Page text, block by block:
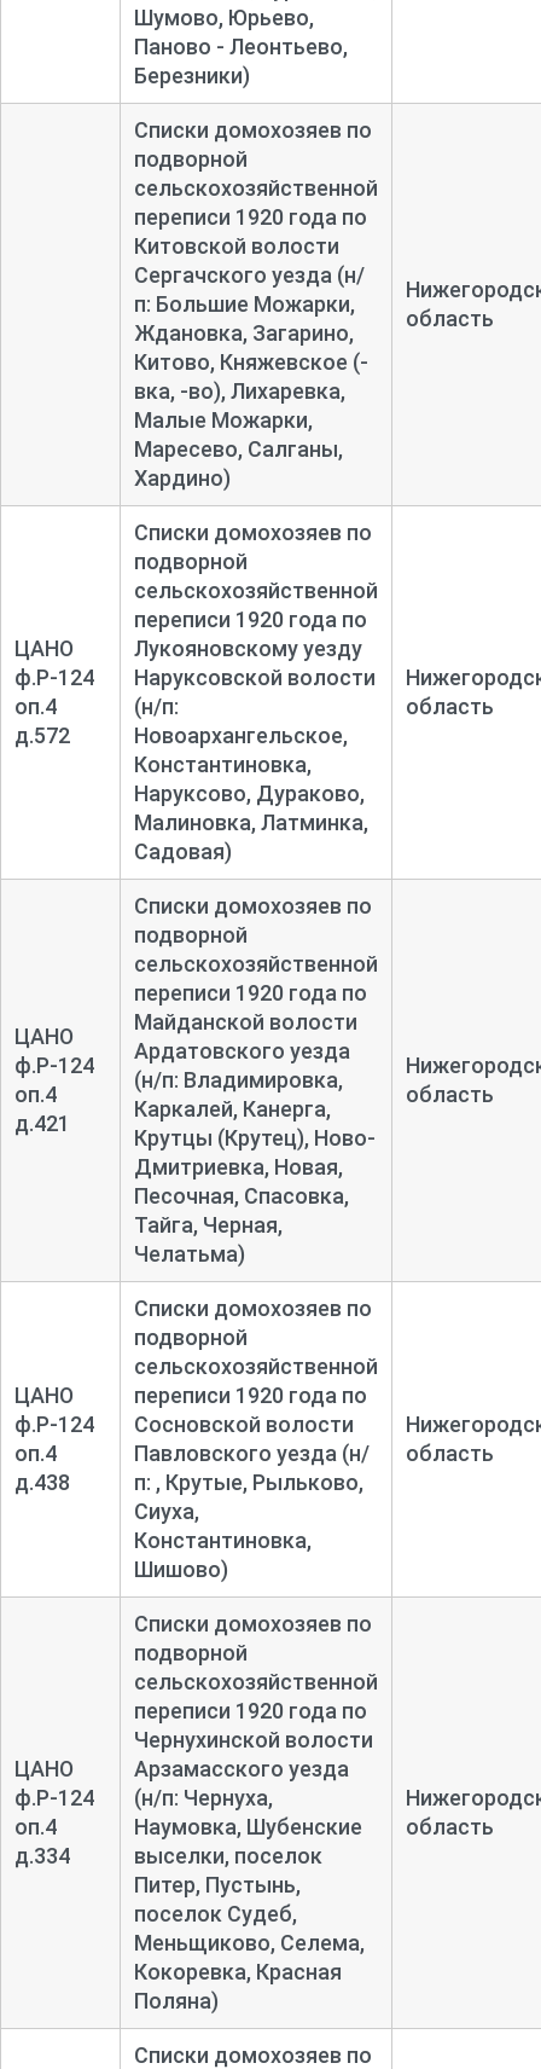
Шумово, Юрьево,
Паново - Леонтьево,
Березники)
Списки домохозяев по
подворной
сельскохозяйственной
переписи 1920 года по
Китовской волости
Сергачского уезда (н/
п: Большие Можарки,
Ждановка, Загарино,
Китово, Княжевское (-
вка, -во), Лихаревка,
Малые Можарки,
Маресево, Салганы,
Хардино)
область
ЦАНО
ф.Р-124
оп.4
д.572
Списки домохозяев по
подворной
сельскохозяйственной
переписи 1920 года по
Лукояновскому уезду
Наруксовской волости
(н/п:
Новоархангельское,
Константиновка,
Наруксово, Дураково,
Малиновка, Латминка,
Садовая)
область
ЦАНО
ф.Р-124
оп.4
д.421
Списки домохозяев по
подворной
сельскохозяйственной
переписи 1920 года по
Майданской волости
Ардатовского уезда
(н/п: Владимировка,
Каркалей, Канерга,
Крутцы (Крутец), Ново-
Дмитриевка, Новая,
Песочная, Спасовка,
Тайга, Черная,
Челатьма)
область
ЦАНО
ф.Р-124
оп.4
д.438
Списки домохозяев по
подворной
сельскохозяйственной
переписи 1920 года по
Сосновской волости
Павловского уезда (н/
п: , Крутые, Рыльково,
Сиуха,
Константиновка,
Шишово)
область
ЦАНО
ф.Р-124
оп.4
д.334
Списки домохозяев по
подворной
сельскохозяйственной
переписи 1920 года по
Чернухинской волости
Арзамасского уезда
(н/п: Чернуха,
Наумовка, Шубенские
выселки, поселок
Питер, Пустынь,
поселок Судеб,
Меньщиково, Селема,
Кокоревка, Красная
Поляна)
область
Списки домохозяев по